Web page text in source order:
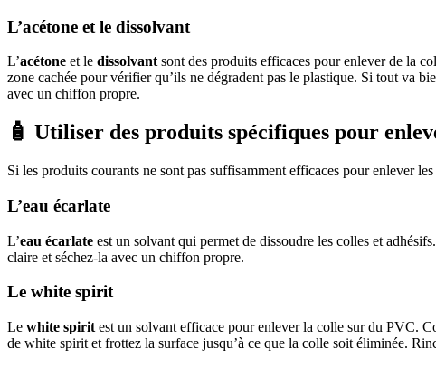
L’acétone et le dissolvant
L’acétone et le dissolvant sont des produits efficaces pour enlever de la
zone cachée pour vérifier qu’ils ne dégradent pas le plastique. Si tout va
avec un chiffon propre.
🧴 Utiliser des produits spécifiques pour
Si les produits courants ne sont pas suffisamment efficaces pour enlever
L’eau écarlate
L’eau écarlate est un solvant qui permet de dissoudre les colles et
claire et séchez-la avec un chiffon propre.
Le white spirit
Le white spirit est un solvant efficace pour enlever la colle sur du PVC.
de white spirit et frottez la surface jusqu’à ce que la colle soit éliminée.